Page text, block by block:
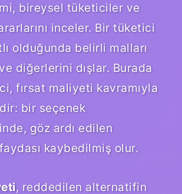
bireysel tüketiciler ve
inceler. Bir tüketici
olduğunda belirli malları
diğerlerini dışlar. Burada
fırsat maliyeti kavramıyla
bir seçenek
göz ardı edilen
kaybedilmiş olur.
, reddedilen alternatifin